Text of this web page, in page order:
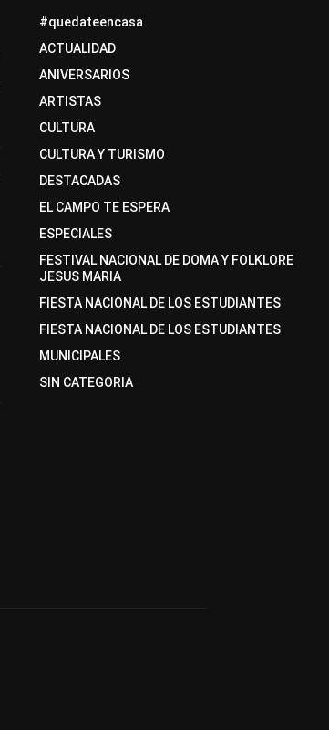
#quedateencasa
ACTUALIDAD
ANIVERSARIOS
ARTISTAS
CULTURA
CULTURA Y TURISMO
DESTACADAS
EL CAMPO TE ESPERA
ESPECIALES
FESTIVAL NACIONAL DE DOMA Y FOLKLORE
JESUS MARIA
FIESTA NACIONAL DE LOS ESTUDIANTES
FIESTA NACIONAL DE LOS ESTUDIANTES
MUNICIPALES
SIN CATEGORIA